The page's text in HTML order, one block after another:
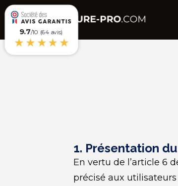
1. Présentation
En vertu de l’article 6
précisé aux
9.7/10 (64 avis)
★★★★★